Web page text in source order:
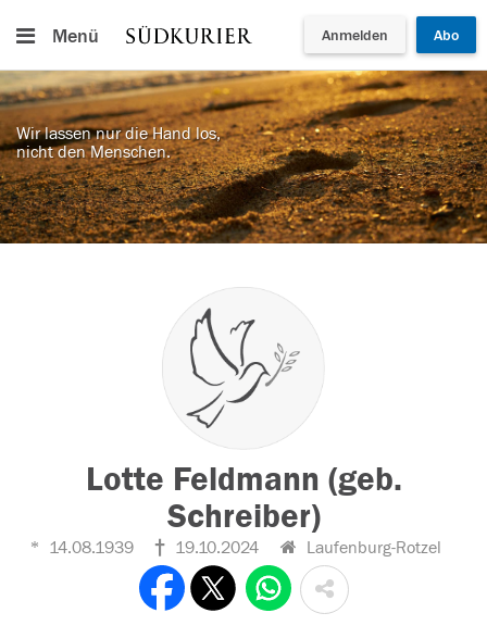
Menü Anmelden Abo
Wir lassen nur die Hand los,
nicht den Menschen.
Lotte Feldmann (geb.
Schreiber)
14.08.1939 19.10.2024 Laufenburg-Rotzel